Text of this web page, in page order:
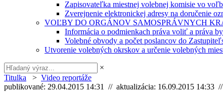
Zapisovateľka miestnej volebnej komisie vo
Zverejnenie elektronickej adresy na doručenie
VOĽBY DO ORGÁNOV SAMOSPRÁVNYCH
Informácia o podmienkach práva voliť a práva
Volebné obvody a počet poslancov do
Utvorenie volebných okrskov a určenie volebných
×
Titulka > Video reportáže
publikované: 29.04.2015 14:31 // aktualizácia: 16.09.2015 14:33